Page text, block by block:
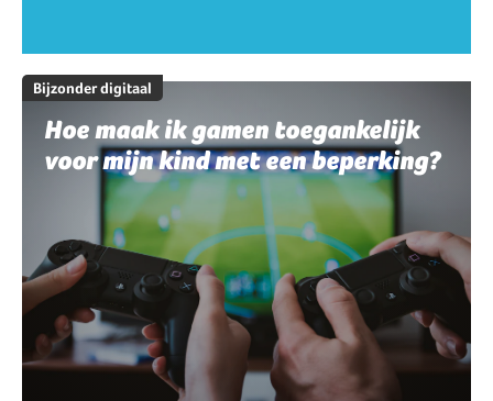
Bijzonder digitaal
Hoe maak ik gamen toegankelijk
voor mijn kind met een beperking?